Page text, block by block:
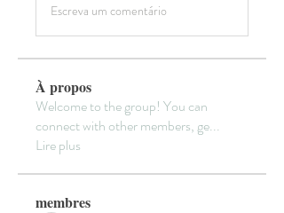
Escreva um comentário
À propos
Welcome to the group! You can
connect with other members, ge...
Lire plus
membres